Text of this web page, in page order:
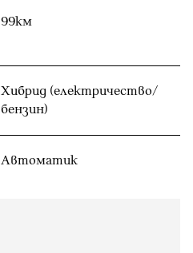
99км
Хибрид (електричество/
бензин)
Автоматик